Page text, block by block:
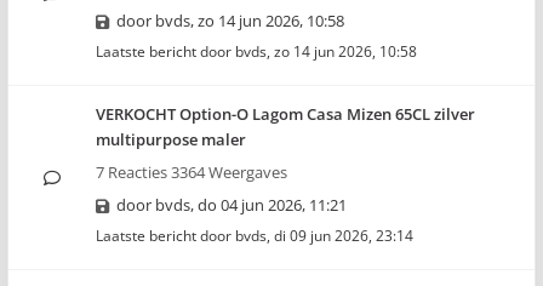
door bvds,zo 14 jun 2026, 10:58
Laatste bericht door bvds, zo 14 jun 2026, 10:58
VERKOCHT Option-O Lagom Casa Mizen 65CL zilver
multipurpose maler
7 Reacties 3364 Weergaves
door bvds,do 04 jun 2026, 11:21
Laatste bericht door bvds, di 09 jun 2026, 23:14